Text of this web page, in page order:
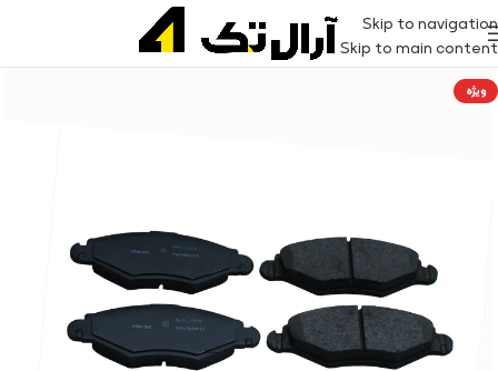
Skip to navigation
Skip to main content
ویژه